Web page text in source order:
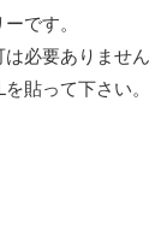
です。
必要ありません
貼って下さい。